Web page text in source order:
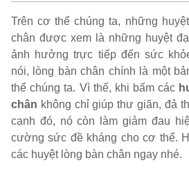
Trên cơ thể chúng ta, những
chân được xem là những huyệt
ảnh hưởng trực tiếp đến sức
nói, lòng bàn chân chính là một
thể chúng ta. Vì thế, khi bấm các
chân không chỉ giúp thư giãn, đả
cạnh đó, nó còn làm giảm đau
cường sức đề kháng cho cơ thể.
các huyệt lòng bàn chân ngay nhé.